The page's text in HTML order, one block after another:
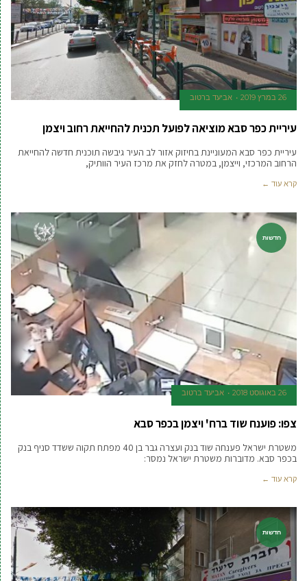
26 במרץ 2019 אביעד ברטוב
עיריית כפר סבא מוציאה לפועל תכנית להחייאת רחוב ויצמן
עיריית כפר סבא המעוניינת בחיזוק אזור לב העיר גיבשה תוכנית חדשה להחייאת
הרחוב המרכזי, וייצמן, במטרה לחזק את מרכז העיר הוותיק,
קרא עוד ←
חדשות
26 באוגוסט 2018 אביעד ברטוב
צפו: פוענח שוד ברח' ויצמן בכפר סבא
משטרת ישראל פענחה שוד בנק ועצרה גבר בן 40 מפתח תקוה ששדד סניף בנק
בכפר סבא. מדוברות משטרת ישראל נמסר:
קרא עוד ←
חדשות